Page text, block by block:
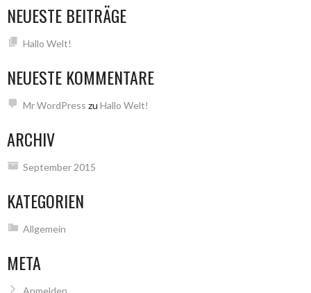
NEUESTE BEITRÄGE
Hallo Welt!
NEUESTE KOMMENTARE
Mr WordPress zu Hallo Welt!
ARCHIV
September 2015
KATEGORIEN
Allgemein
META
Anmelden